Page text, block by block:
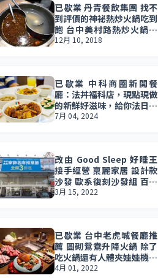
已歇業 丹青餐飲集團 找不
到評價的神祕熱炒火鍋吃到
飽 台中美村路熱炒火鍋吃
到飽
12月 10, 2018
已歇業 中科商圈新開餐
廳：法丼福科店，現點現做
的新鮮好滋味，給你法日混
搭的創新料理，大推軟殼蟹
7月 04, 2024
改由 Good Sleep 好睡王
接手經營 稟麗家居 設計款
沙發 歐系復刻沙發組 百貨
飯店名床通通都有 一站購
3月 15, 2022
已歇業 台中老虎城餐廳推
薦 圓砌鴛鴦升降火鍋 除了
吃火鍋還有人體夾娃娃機可
以玩 升降鍋物同上同下掌
4月 01, 2022